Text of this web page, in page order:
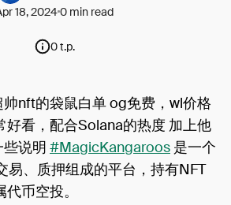
18, 20240 min read
0 t.p.
nft的袋鼠白单 og免费，wl价格
好看，配合Solana的热度 加上他
说明 #MagicKangaroos 是一个
易、质押组成的平台，持有NFT
币空投。